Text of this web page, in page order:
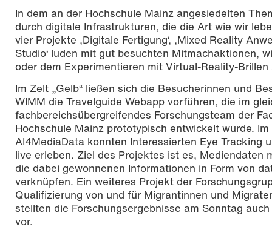
In dem an der Hochschule Mainz angesiedelten
durch digitale Infrastrukturen, die die Art wie wir
vier Projekte ‚Digitale Fertigung‘, ‚Mixed Reality
Studio‘ luden mit gut besuchten Mitmachaktionen,
oder dem Experimentieren mit Virtual-Reality-
Im Zelt „Gelb“ ließen sich die Besucherinnen und
WIMM die Travelguide Webapp vorführen, die im
fachbereichsübergreifendes Forschungsteam der
Hochschule Mainz prototypisch entwickelt wurde.
AI4MediaData konnten Interessierten Eye Tracking
live erleben. Ziel des Projektes ist es, Mediendaten
die dabei gewonnenen Informationen in Form von
verknüpfen. Ein weiteres Projekt der
Qualifizierung von und für Migrantinnen und
stellten die Forschungsergebnisse am Sonntag
vor.